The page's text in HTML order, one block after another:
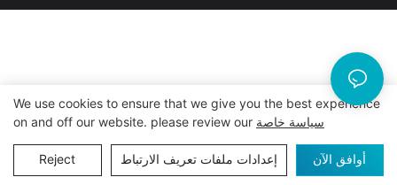
We use cookies to ensure that we give you the best experience
on and off our website. please review our سياسة خاصة
Reject إعدادات ملفات تعريف الارتباط أوافق الآن